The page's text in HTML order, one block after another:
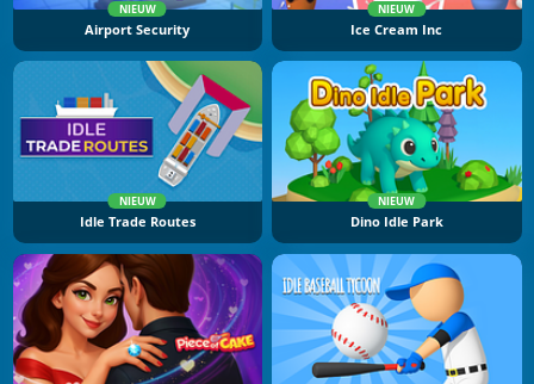
NIEUW
Airport Security
NIEUW
Ice Cream Inc
NIEUW
Idle Trade Routes
NIEUW
Dino Idle Park